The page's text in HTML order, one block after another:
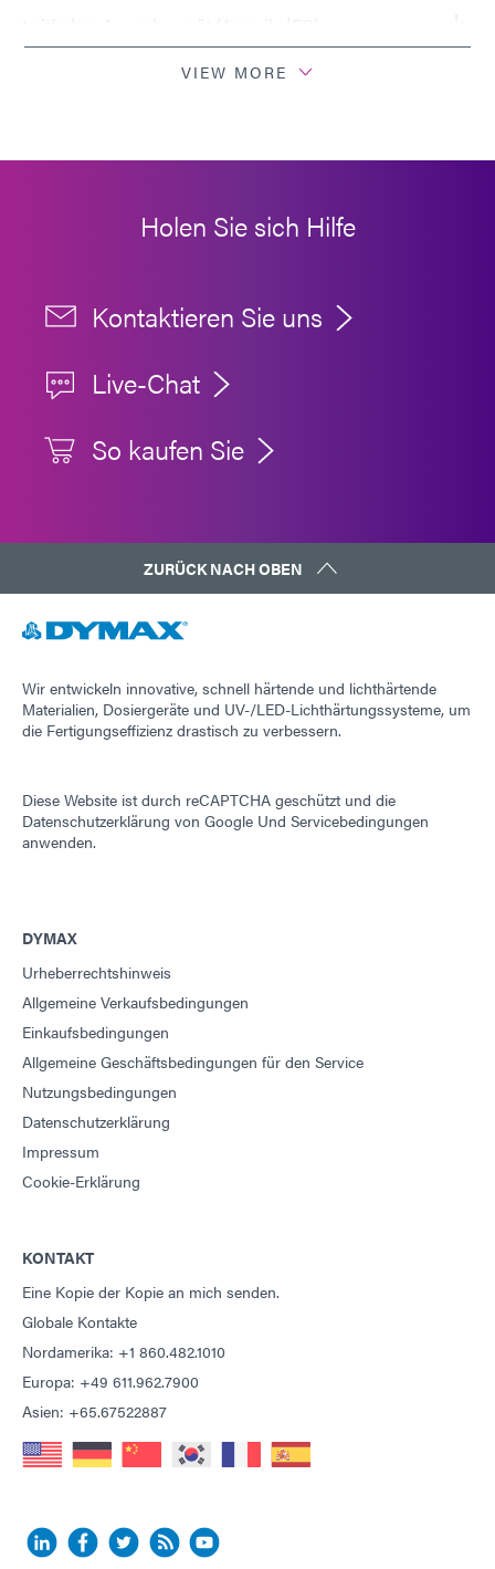
Leitfaden: Ausgabegerät (Amerika|ES)
VIEW MORE
Holen Sie sich Hilfe
Kontaktieren Sie uns
Live-Chat
So kaufen Sie
ZURÜCK NACH OBEN
Wir entwickeln innovative, schnell härtende und lichthärtende
Materialien, Dosiergeräte und UV-/LED-Lichthärtungssysteme, um
die Fertigungseffizienz drastisch zu verbessern.
Diese Website ist durch reCAPTCHA geschützt und die
Datenschutzerklärung von Google Und Servicebedingungen
anwenden.
DYMAX
Urheberrechtshinweis
Allgemeine Verkaufsbedingungen
Einkaufsbedingungen
Allgemeine Geschäftsbedingungen für den Service
Nutzungsbedingungen
Datenschutzerklärung
Impressum
Cookie-Erklärung
KONTAKT
Eine Kopie der Kopie an mich senden.
Globale Kontakte
Nordamerika: +1 860.482.1010
Europa: +49 611.962.7900
Asien: +65.67522887